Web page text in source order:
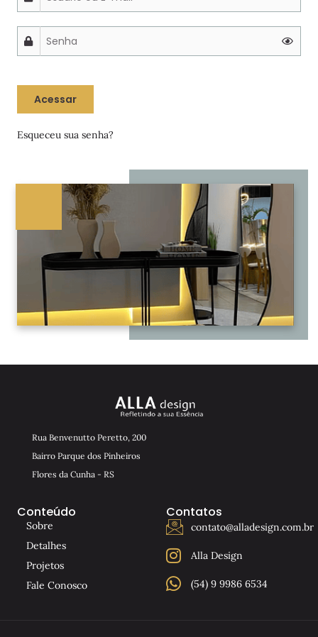
Acessar
Esqueceu sua senha?
Rua Benvenutto Peretto, 200
Bairro Parque dos Pinheiros
Flores da Cunha - RS
Conteúdo
Sobre
Detalhes
Projetos
Fale Conosco
Contatos
contato@alladesign.com.br
Alla Design
(54) 9 9986 6534